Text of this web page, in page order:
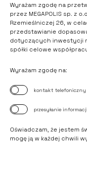
Wyrażam zgodę na
przez MEGAPOLIS sp. z
Rzemieślniczej 26, w
przedstawianie
dotyczących inwestycji
spółki celowe
Wyrażam zgodę na:
kontakt telefoniczny
przesyłanie
Oświadczam, że jestem
mogę ją w każdej chwili